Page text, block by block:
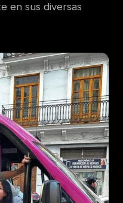
en sus diversas